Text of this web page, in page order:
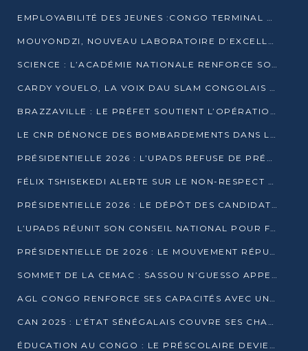
EMPLOYABILITÉ DES JEUNES :CONGO TERMINAL S’ALLIE À L’ESCIC POUR RAPPROCHER L’ÉCOLE DU TERRAIN
MOUYONDZI, NOUVEAU LABORATOIRE D’EXCELLENCE PÉDAGOGIQUE AVEC L’ENFICE
SCIENCE : L’ACADÉMIE NATIONALE RENFORCE SON ÉQUIPE ET TRACE SA FEUILLE DE ROUTE 2026
CARDY YOUELO, LA VOIX DAU SLAM CONGOLAIS QUI INTERPELLE LE MONDE
BRAZZAVILLE : LE PRÉFET SOUTIENT L’OPÉRATION « ZÉRO KULUNA » ET APPELLE À LA VIGILANCE CITOYENNE
LE CNR DÉNONCE DES BOMBARDEMENTS DANS LE POOL ET ACCUSE LE GOUVERNEMENT
PRÉSIDENTIELLE 2026 : L’UPADS REFUSE DE PRÉSENTER UN CANDIDAT ET DÉNONCE UN PROCESSUS NON CRÉDIBLE
FÉLIX TSHISEKEDI ALERTE SUR LE NON-RESPECT DES ENGAGEMENTS DE PAIX APRÈS SA RENCONTRE AVEC D. SASSOU-NGUESSO
PRÉSIDENTIELLE 2026 : LE DÉPÔT DES CANDIDATURES OUVERT DU 29 JANVIER AU 12 FÉVRIER
L’UPADS RÉUNIT SON CONSEIL NATIONAL POUR FIXER SA LIGNE POLITIQUE À DEUX MOIS DE LA PRÉSIDENTIELLE
PRÉSIDENTIELLE DE 2026 : LE MOUVEMENT RÉPUBLICAIN DÉNONCE UNE CONVOCATION ÉLECTORALE « OPAQUE ET PRÉCIPITÉE »
SOMMET DE LA CEMAC : SASSOU N’GUESSO APPELLE À LA VIGILANCE FACE AUX RISQUES ÉCONOMIQUES
AGL CONGO RENFORCE SES CAPACITÉS AVEC UNE GRUE DE 250 TONNES
CAN 2025 : L’ÉTAT SÉNÉGALAIS COUVRE SES CHAMPIONS D’AFRIQUE DE RÉCOMPENSES EXCEPTIONNELLES
ÉDUCATION AU CONGO : LE PRÉSCOLAIRE DEVIENT OBLIGATOIRE, LE BTS CONSACRÉ DIPLÔME D’ÉTAT